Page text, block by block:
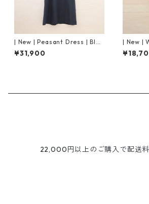
| New | Peasant Dress | Blac
k
¥31,900
| New |
ed Shirt
22,000円以上のご購入で配送料